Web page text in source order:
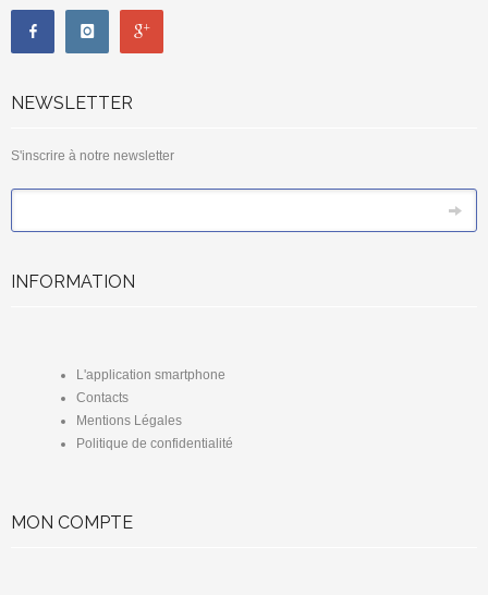
NEWSLETTER
S'inscrire à notre newsletter
INFORMATION
L'application smartphone
Contacts
Mentions Légales
Politique de confidentialité
MON COMPTE